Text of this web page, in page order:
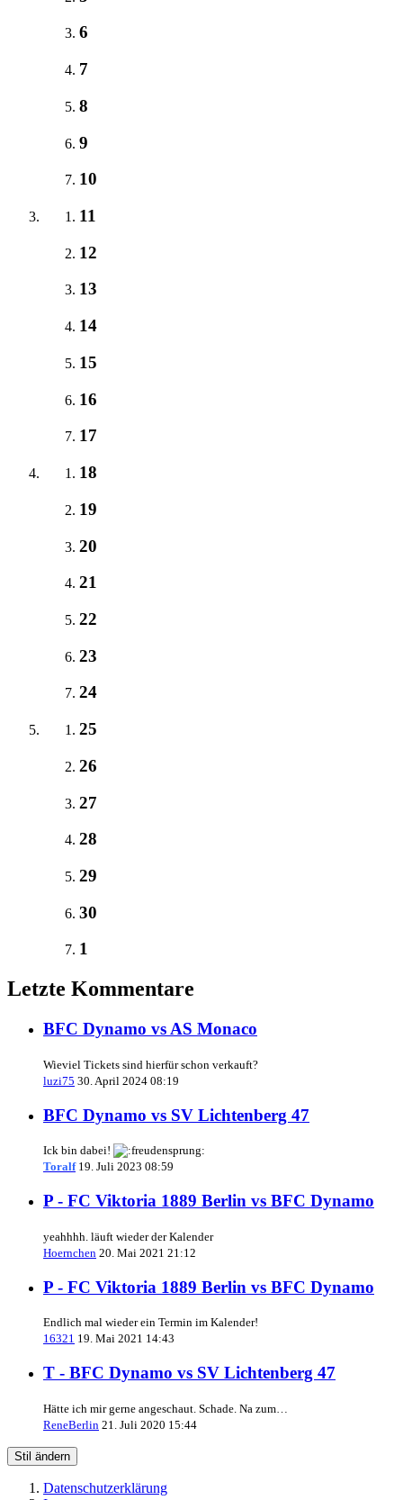
6
7
8
9
10
11
12
13
14
15
16
17
18
19
20
21
22
23
24
25
26
27
28
29
30
1
Letzte Kommentare
BFC Dynamo vs AS Monaco
Wieviel Tickets sind hierfür schon verkauft?
luzi75 30. April 2024 08:19
BFC Dynamo vs SV Lichtenberg 47
Ick bin dabei!
Toralf 19. Juli 2023 08:59
P - FC Viktoria 1889 Berlin vs BFC Dynamo
yeahhhh. läuft wieder der Kalender
Hoernchen 20. Mai 2021 21:12
P - FC Viktoria 1889 Berlin vs BFC Dynamo
Endlich mal wieder ein Termin im Kalender!
16321 19. Mai 2021 14:43
T - BFC Dynamo vs SV Lichtenberg 47
Hätte ich mir gerne angeschaut. Schade. Na zum…
ReneBerlin 21. Juli 2020 15:44
Stil ändern
Datenschutzerklärung